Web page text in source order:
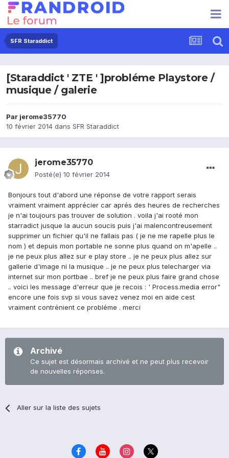
SFR Staraddict
[Staraddict ' ZTE ' ]probléme Playstore /
musique / galerie
Par jerome35770
10 février 2014 dans SFR Staraddict
jerome35770
Posté(e) 10 février 2014
Bonjours tout d'abord une réponse de votre rapport serais
vraiment vraiment apprécier car aprés des heures de recherches
je n'ai toujours pas trouver de solution . voila j'ai rooté mon
starradict jusque la aucun soucis puis j'ai malencontreusement
supprimer un fichier qu'il ne fallais pas ( je ne me rapelle plus le
nom ) et depuis mon portable ne sonne plus quand on m'apelle ..
je ne peux plus allez sur e play store .. je ne peux plus allez sur
gallerie d'image ni la musique .. je ne peux plus telecharger via
internet sur mon portbae .. bref je ne peux plus faire grand chose
.. voici les message d'erreur que je recois : ' Process.media error"
encore une fois svp si vous savez venez moi en aide cest
vraiment contrénient ce probléme . merci
Archivé
Ce sujet est désormais archivé et ne peut plus recevoir
de nouvelles réponses.
Aller sur la liste des sujets